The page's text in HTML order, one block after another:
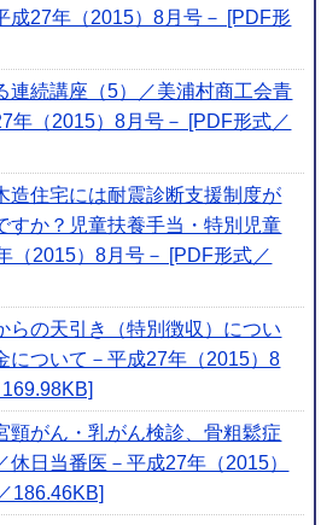
成27年（2015）8月号－ [PDF形
連続講座（5）／美浦村商工会青
年（2015）8月号－ [PDF形式／
造住宅には耐震診断支援制度が
すか？児童扶養手当・特別児童
（2015）8月号－ [PDF形式／
らの天引き（特別徴収）につい
について－平成27年（2015）8
頸がん・乳がん検診、骨粗鬆症
休日当番医－平成27年（2015）
186.46KB]